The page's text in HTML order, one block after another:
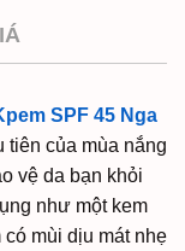
SPF 45 Nga
tiên của mùa nắng
vệ da bạn khỏi
như một kem
mùi dịu mát nhẹ